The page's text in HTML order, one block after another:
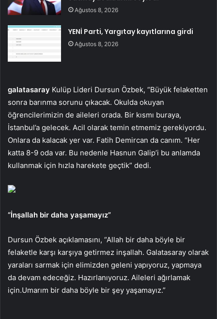
Ağustos 8, 2026
YENİ Parti, Yargıtay kayıtlarına girdi
Ağustos 8, 2026
galatasaray Kulüp Lideri Dursun Özbek, “Büyük felaketten
sonra barınma sorunu çıkacak. Okulda okuyan
öğrencilerimizin de aileleri orada. Bir kısmı buraya,
İstanbul’a gelecek. Acil olarak temin etmemiz gerekiyordu.
Onlara da kalacak yer var. Fatih Demircan da canım. “Her
katta 8-9 oda var. Bu nedenle Hasnun Galip’i bu anlamda
kullanmak için hızla harekete geçtik” dedi.
“İnşallah bir daha yaşamayız”
Dursun Özbek açıklamasını, “Allah bir daha böyle bir
felaketle karşı karşıya getirmez inşallah. Galatasaray olarak
yaraları sarmak için elimizden geleni yapıyoruz, yapmaya
da devam edeceğiz. Hazırlanıyoruz. Aileleri ağırlamak
için.Umarım bir daha böyle bir şey yaşamayız.”